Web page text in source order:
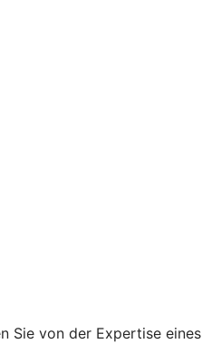
Sie von der Expertise